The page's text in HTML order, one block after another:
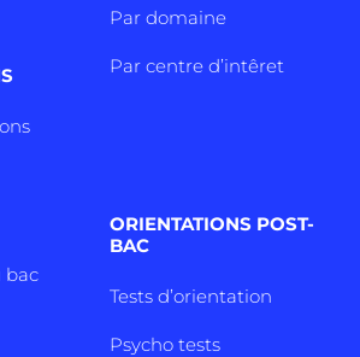
Par domaine
Par centre d’intêret
bac
ORIENTATIONS POST-
BAC
Tests d’orientation
Psycho tests